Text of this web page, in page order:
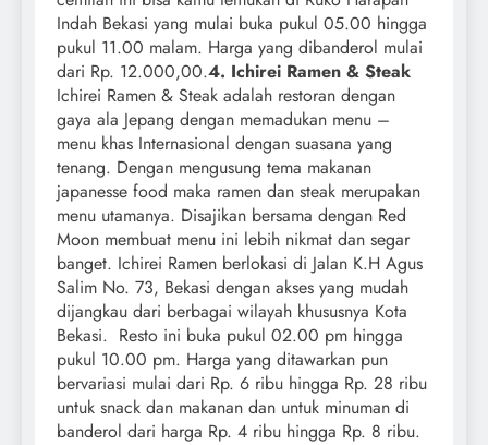
Indah Bekasi yang mulai buka pukul 05.00 hingga
pukul 11.00 malam. Harga yang dibanderol mulai
dari Rp. 12.000,00.4. Ichirei Ramen & Steak
Ichirei Ramen & Steak adalah restoran dengan
gaya ala Jepang dengan memadukan menu –
menu khas Internasional dengan suasana yang
tenang. Dengan mengusung tema makanan
japanesse food maka ramen dan steak merupakan
menu utamanya. Disajikan bersama dengan Red
Moon membuat menu ini lebih nikmat dan segar
banget. Ichirei Ramen berlokasi di Jalan K.H Agus
Salim No. 73, Bekasi dengan akses yang mudah
dijangkau dari berbagai wilayah khususnya Kota
Bekasi. Resto ini buka pukul 02.00 pm hingga
pukul 10.00 pm. Harga yang ditawarkan pun
bervariasi mulai dari Rp. 6 ribu hingga Rp. 28 ribu
untuk snack dan makanan dan untuk minuman di
banderol dari harga Rp. 4 ribu hingga Rp. 8 ribu.